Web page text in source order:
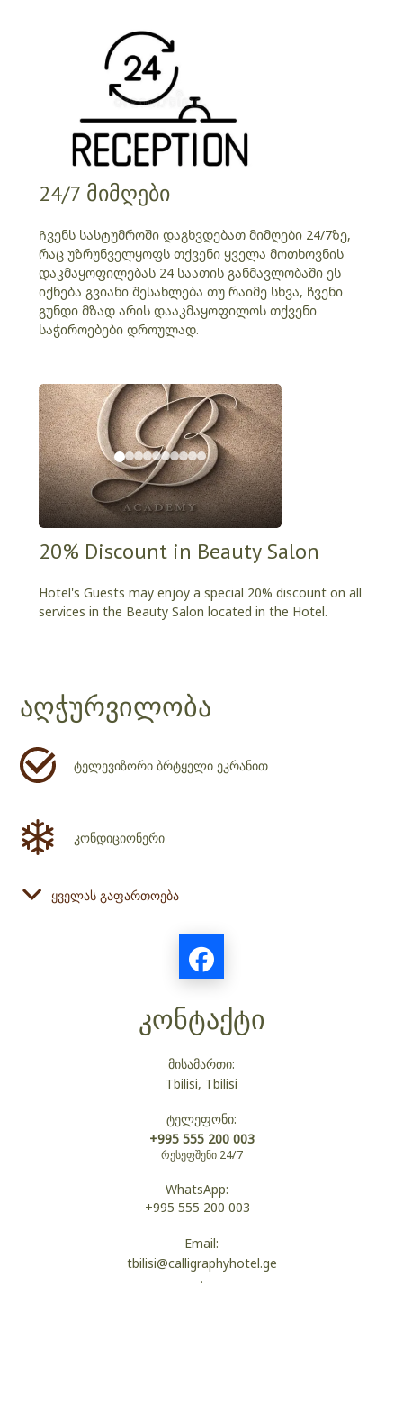
24/7 მიმღები
Ჩვენს სასტუმროში დაგხვდებათ მიმღები 24/7ზე,
რაც უზრუნველყოფს თქვენი ყველა მოთხოვნის
დაკმაყოფილებას 24 საათის განმავლობაში ეს
იქნება გვიანი შესახლება თუ რაიმე სხვა, ჩვენი
გუნდი მზად არის დააკმაყოფილოს თქვენი
საჭიროებები დროულად.
20% Discount in Beauty Salon
Hotel's Guests may enjoy a special 20% discount on all
services in the Beauty Salon located in the Hotel.
აღჭურვილობა
ტელევიზორი ბრტყელი ეკრანით
კონდიციონერი
ფენი
ტუალეტი
ყველას გაფართოება
კონტაქტი
მისამართი:
Tbilisi, Tbilisi
ტელეფონი:
+995 555 200 003
რესეფშენი 24/7
WhatsApp:
+995 555 200 003
Email:
tbilisi@calligraphyhotel.ge
.